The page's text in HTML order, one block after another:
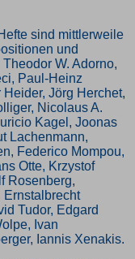
sind mittlerweile
und
W. Adorno,
Paul-Heinz
Jörg Herchet,
Nicolaus A.
Kagel, Joonas
Lachenmann,
Federico Mompou,
Otte, Krzystof
Rosenberg,
Tudor, Edgard
Ivan
Iannis Xenakis.